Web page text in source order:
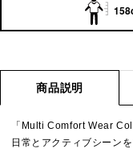
商品説明
「Multi Comfort Wear
日常とアクティブシーン